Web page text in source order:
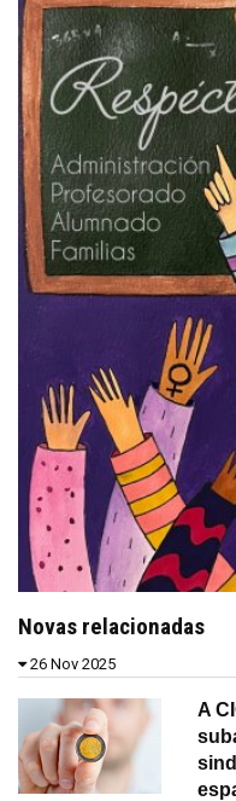
Novas relacionadas
26 Nov 2025
A